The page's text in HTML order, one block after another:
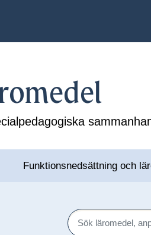
Funktionsnedsättning och
Sök